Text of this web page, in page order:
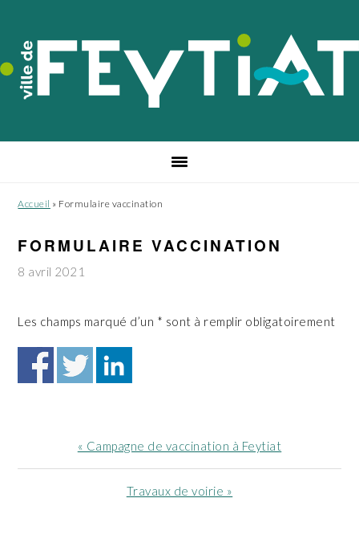
navigation
principale
contenu
principal
pied
de
page
Accueil » Formulaire vaccination
FORMULAIRE VACCINATION
8 avril 2021
Les champs marqué d’un * sont à remplir obligatoirement
Article
précédent
« Campagne de vaccination à Feytiat
Article
Travaux de voirie »